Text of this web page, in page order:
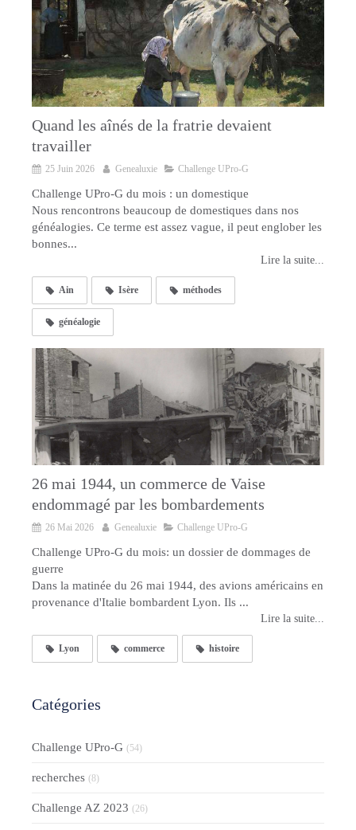
Quand les aînés de la fratrie devaient
travailler
25 Juin 2026 Genealuxie Challenge UPro-G
Challenge UPro-G du mois : un domestique
Nous rencontrons beaucoup de domestiques dans nos
généalogies. Ce terme est assez vague, il peut englober les
bonnes...
Lire la suite...
Ain Isère méthodes
généalogie
26 mai 1944, un commerce de Vaise
endommagé par les bombardements
26 Mai 2026 Genealuxie Challenge UPro-G
Challenge UPro-G du mois: un dossier de dommages de
guerre
Dans la matinée du 26 mai 1944, des avions américains en
provenance d'Italie bombardent Lyon. Ils ...
Lire la suite...
Lyon commerce histoire
Catégories
Challenge UPro-G (54)
recherches (8)
Challenge AZ 2023 (26)